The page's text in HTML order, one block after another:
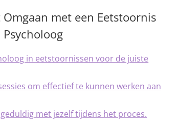
met een Eetstoornis
in eetstoornissen voor de juiste
om effectief te kunnen werken aan
met jezelf tijdens het proces.